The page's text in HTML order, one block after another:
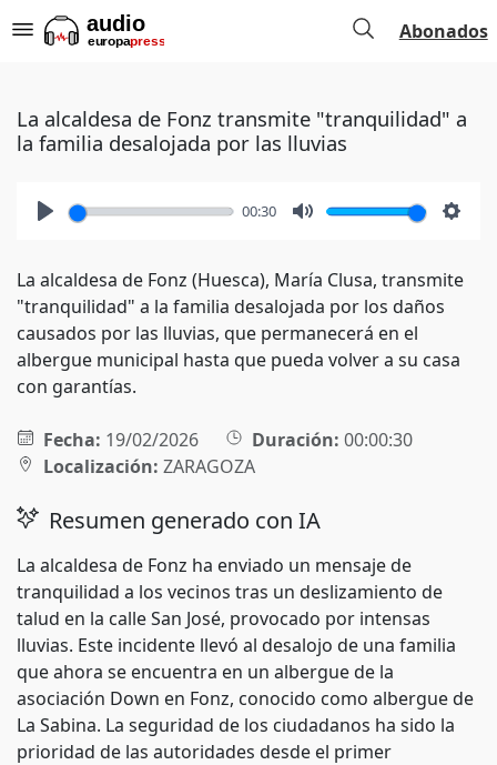
Abonados
La alcaldesa de Fonz transmite "tranquilidad" a
la familia desalojada por las lluvias
00:30
La alcaldesa de Fonz (Huesca), María Clusa, transmite
"tranquilidad" a la familia desalojada por los daños
causados por las lluvias, que permanecerá en el
albergue municipal hasta que pueda volver a su casa
con garantías.
Fecha: 19/02/2026 Duración: 00:00:30
Localización: ZARAGOZA
Resumen generado con IA
La alcaldesa de Fonz ha enviado un mensaje de
tranquilidad a los vecinos tras un deslizamiento de
talud en la calle San José, provocado por intensas
lluvias. Este incidente llevó al desalojo de una familia
que ahora se encuentra en un albergue de la
asociación Down en Fonz, conocido como albergue de
La Sabina. La seguridad de los ciudadanos ha sido la
prioridad de las autoridades desde el primer